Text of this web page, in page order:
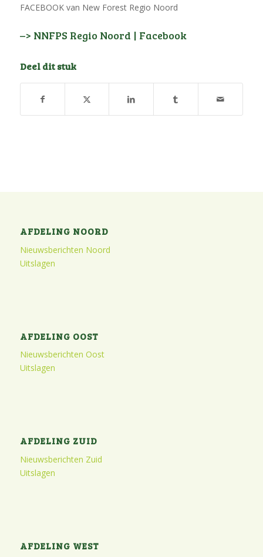
FACEBOOK van New Forest Regio Noord
–> NNFPS Regio Noord | Facebook
Deel dit stuk
AFDELING NOORD
Nieuwsberichten Noord
Uitslagen
AFDELING OOST
Nieuwsberichten Oost
Uitslagen
AFDELING ZUID
Nieuwsberichten Zuid
Uitslagen
AFDELING WEST